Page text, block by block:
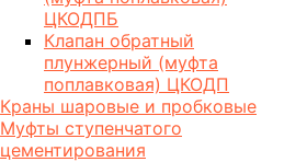
ЦКОДПБ
Клапан обратный
плунжерный (муфта
поплавковая) ЦКОДП
Краны шаровые и пробковые
Муфты ступенчатого
цементирования